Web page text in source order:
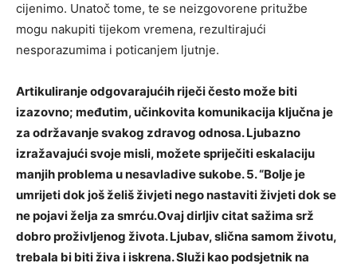
cijenimo. Unatoč tome, te se neizgovorene pritužbe
mogu nakupiti tijekom vremena, rezultirajući
nesporazumima i poticanjem ljutnje.
Artikuliranje odgovarajućih riječi često može biti
izazovno; međutim, učinkovita komunikacija ključna je
za održavanje svakog zdravog odnosa. Ljubazno
izražavajući svoje misli, možete spriječiti eskalaciju
manjih problema u nesavladive sukobe. 5. “Bolje je
umrijeti dok još želiš živjeti nego nastaviti živjeti dok se
ne pojavi želja za smrću.Ovaj dirljiv citat sažima srž
dobro proživljenog života. Ljubav, slična samom životu,
trebala bi biti živa i iskrena. Služi kao podsjetnik na